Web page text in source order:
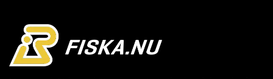
olika
alternativen